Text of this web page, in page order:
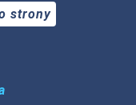
strony